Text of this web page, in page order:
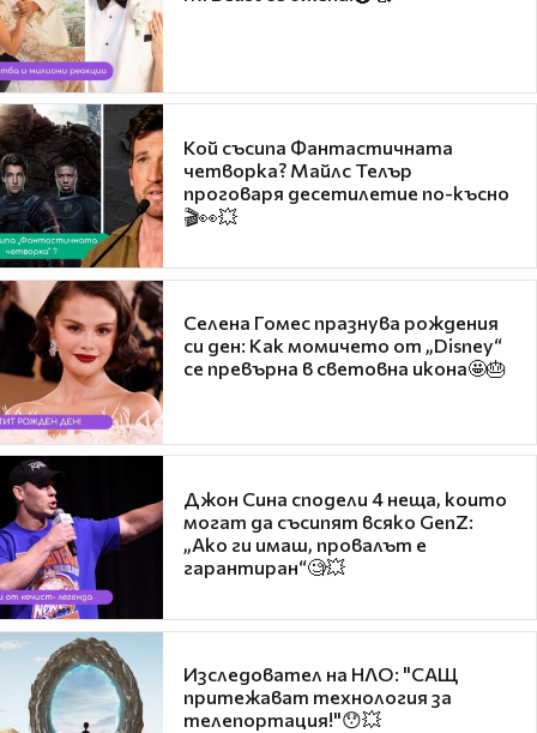
Кой съсипа Фантастичната
четворка? Майлс Телър
проговаря десетилетие по-късно
🎬👀💥
Селена Гомес празнува рождения
си ден: Как момичето от „Disney“
се превърна в световна икона🤩🎂
Джон Сина сподели 4 неща, които
могат да съсипят всяко GenZ:
„Ако ги имаш, провалът е
гарантиран“🧐💥
Изследовател на НЛО: "САЩ
притежават технология за
телепортация!"😯💥